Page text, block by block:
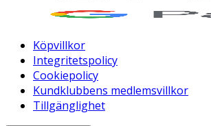
Köpvillkor
Integritetspolicy
Cookiepolicy
Kundklubbens medlemsvillkor
Tillgänglighet